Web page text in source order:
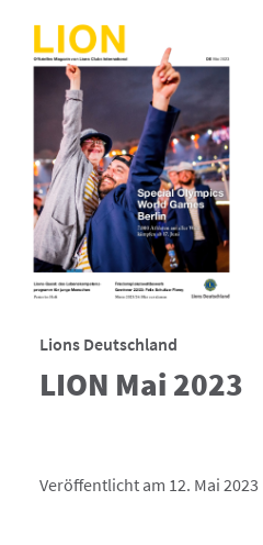
Lions Deutschland
LION Mai 2023
Veröffentlicht am 12. Mai 2023